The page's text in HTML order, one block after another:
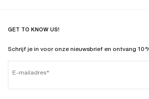
GET TO KNOW US!
Schrijf je in voor onze nieuwsbrief en ontvang
E-mailadres